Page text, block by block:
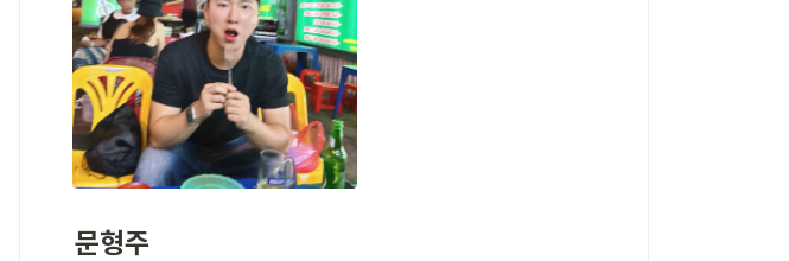
문형주